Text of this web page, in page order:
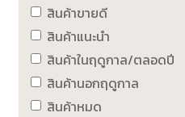
สินค้าขายดี
สินค้าแนะนำ
สินค้าในฤดูกาล/ตลอดปี
สินค้านอกฤดูกาล
สินค้าหมด